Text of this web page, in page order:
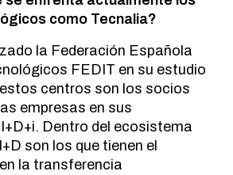
como Tecnalia?
la Federación Española
FEDIT en su estudio
centros son los socios
empresas en sus
Dentro del ecosistema
son los que tienen el
la transferencia